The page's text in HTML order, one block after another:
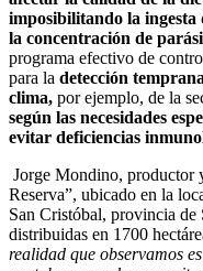
imposibilitando la ingesta
la concentración de
programa efectivo de
para la detección
clima, por ejemplo, de la
según las necesidades
evitar deficiencias
Jorge Mondino, productor
Reserva”, ubicado en la
San Cristóbal, provincia de
distribuidas en 1700
realidad que observamos